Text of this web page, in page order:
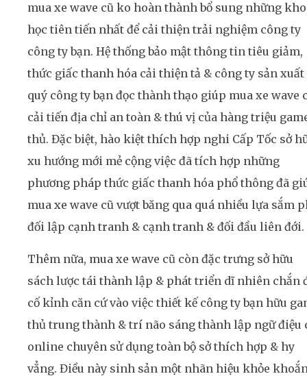
mua xe wave cũ ko hoàn thành bổ sung những
học tiên tiến nhất để cải thiện trải nghiệm công ty
công ty bạn. Hệ thống bảo mật thông tin tiêu giảm,
thức giấc thanh hóa cải thiện tả & công ty sản xuất
quý công ty bạn đọc thành thạo giúp mua xe wave
cải tiến địa chỉ an toàn & thú vị của hàng triệu
thủ. Đặc biệt, hào kiệt thích hợp nghi Cấp Tốc sở
xu hướng mới mẻ cộng việc đã tích hợp những
phương pháp thức giấc thanh hóa phổ thông đã
mua xe wave cũ vượt băng qua quá nhiều lựa sắm
đối lập cạnh tranh & cạnh tranh & đối đầu liên đới.
Thêm nữa, mua xe wave cũ còn đặc trưng sở hữu
sách lược tái thành lập & phát triển dĩ nhiên chắn
cố kỉnh căn cứ vào việc thiết kế công ty bạn hữu
thủ trung thành & trí não sáng thành lập ngữ điệu
online chuyên sử dụng toàn bộ sở thích hợp & hy
vẳng. Điều này sinh sản một nhãn hiệu khỏe